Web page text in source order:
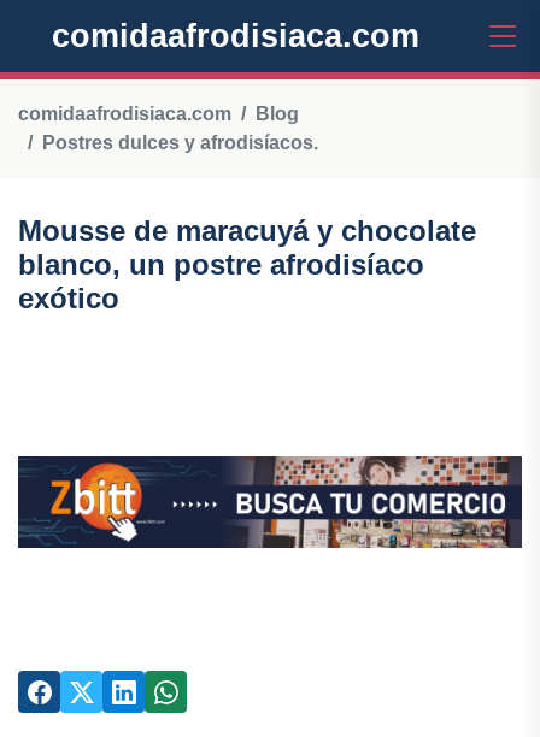
comidaafrodisiaca.com
comidaafrodisiaca.com
Blog
Postres dulces y afrodisíacos.
Mousse de maracuyá y chocolate
blanco, un postre afrodisíaco
exótico